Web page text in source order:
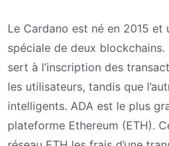
Le Cardano est né en 2015
spéciale de deux
sert à l’inscription des
les utilisateurs, tandis que
intelligents. ADA est le plus
plateforme Ethereum (ETH).